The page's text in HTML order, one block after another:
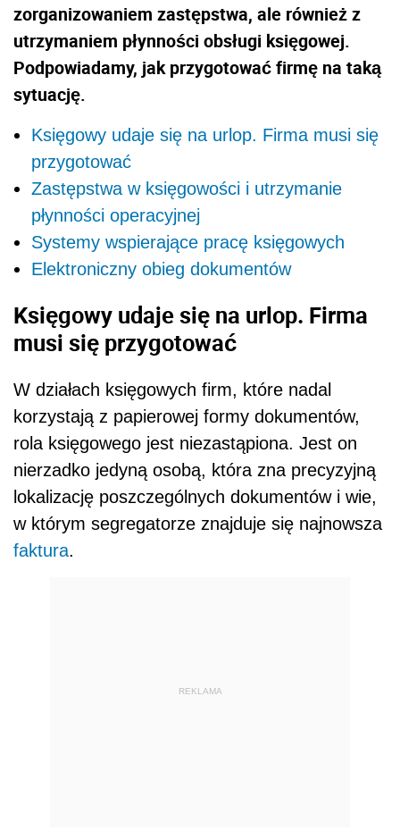
zorganizowaniem zastępstwa, ale również z
utrzymaniem płynności obsługi księgowej.
Podpowiadamy, jak przygotować firmę na taką
sytuację.
Księgowy udaje się na urlop. Firma musi się
przygotować
Zastępstwa w księgowości i utrzymanie
płynności operacyjnej
Systemy wspierające pracę księgowych
Elektroniczny obieg dokumentów
Księgowy udaje się na urlop. Firma
musi się przygotować
W działach księgowych firm, które nadal
korzystają z papierowej formy dokumentów,
rola księgowego jest niezastąpiona. Jest on
nierzadko jedyną osobą, która zna precyzyjną
lokalizację poszczególnych dokumentów i wie,
w którym segregatorze znajduje się najnowsza
faktura.
REKLAMA